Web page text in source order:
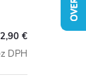
2,90 €
DPH